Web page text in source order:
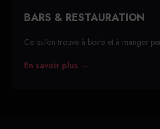
BARS & RESTAURATION
Ce qu'on trouve à boire et à manger
En savoir plus →